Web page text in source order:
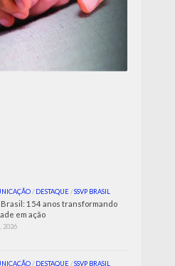
/ DESTAQUE /SSVP BRASIL
Brasil: 154 anos transformando
em ação
2026
/ DESTAQUE /SSVP BRASIL